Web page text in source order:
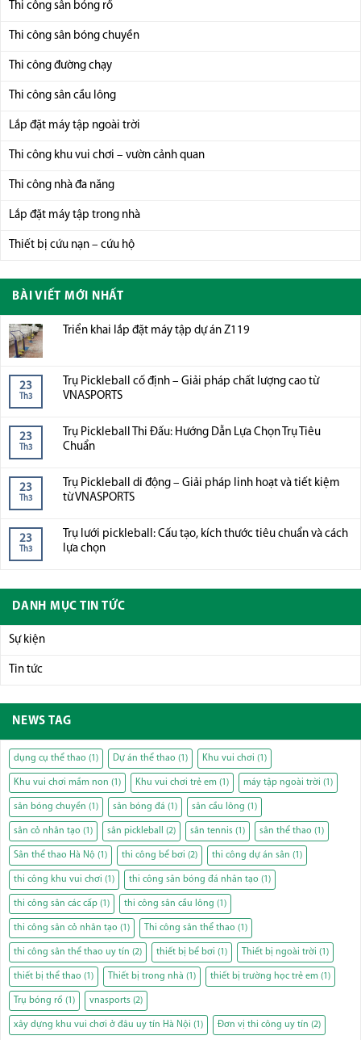
Thi công sân bóng rổ
Thi công sân bóng chuyền
Thi công đường chạy
Thi công sân cầu lông
Lắp đặt máy tập ngoài trời
Thi công khu vui chơi – vườn cảnh quan
Thi công nhà đa năng
Lắp đặt máy tập trong nhà
Thiết bị cứu nạn – cứu hộ
BÀI VIẾT MỚI NHẤT
Triển khai lắp đặt máy tập dự án Z119
23
Th3
Trụ Pickleball cố định – Giải pháp chất lượng cao từ
VNASPORTS
23
Th3
Trụ Pickleball Thi Đấu: Hướng Dẫn Lựa Chọn Trụ Tiêu
Chuẩn
23
Th3
Trụ Pickleball di động – Giải pháp linh hoạt và tiết kiệm
từ VNASPORTS
23
Th3
Trụ lưới pickleball: Cấu tạo, kích thước tiêu chuẩn và cách
lựa chọn
DANH MỤC TIN TỨC
Sự kiện
Tin tức
NEWS TAG
dụng cụ thể thao (1) Dự án thể thao (1) Khu vui chơi (1)
Khu vui chơi mầm non (1) Khu vui chơi trẻ em (1) máy tập ngoài trời (1)
sân bóng chuyền (1) sân bóng đá (1) sân cầu lông (1)
sân cỏ nhân tạo (1) sân pickleball (2) sân tennis (1) sân thể thao (1)
Sân thể thao Hà Nộ (1) thi công bể bơi (2) thi công dự án sân (1)
thi công khu vui chơi (1) thi công sân bóng đá nhân tạo (1)
thi công sân các cấp (1) thi công sân cầu lông (1)
thi công sân cỏ nhân tạo (1) Thi công sân thể thao (1)
thi công sân thể thao uy tín (2) thiết bị bể bơi (1) Thiết bị ngoài trời (1)
thiết bị thể thao (1) Thiết bị trong nhà (1) thiết bị trường học trẻ em (1)
Trụ bóng rổ (1) vnasports (2)
xây dựng khu vui chơi ở đâu uy tín Hà Nội (1) Đơn vị thi công uy tín (2)